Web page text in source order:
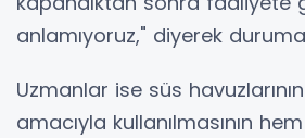
anlamıyoruz," diyerek
Uzmanlar ise süs
amacıyla kullanılmasının